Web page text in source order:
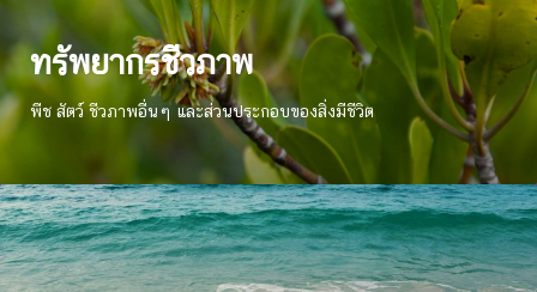
ทรัพยากรชีวภาพ
พืช สัตว์ ชีวภาพอื่นๆ และส่วนประกอบของสิ่งมีชีวิต